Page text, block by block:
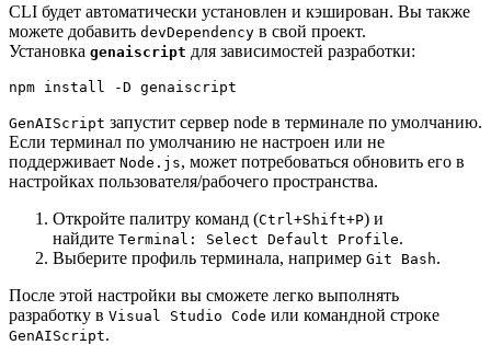
CLI будет автоматически установлен и кэширован. Вы также
можете добавить devDependency в свой проект.
Установка genaiscript для зависимостей разработки:
npm install -D genaiscript
GenAIScript запустит сервер node в терминале по умолчанию.
Если терминал по умолчанию не настроен или не
поддерживает Node.js, может потребоваться обновить его в
настройках пользователя/рабочего пространства.
Откройте палитру команд (Ctrl+Shift+P) и
найдите Terminal: Select Default Profile.
Выберите профиль терминала, например Git Bash.
После этой настройки вы сможете легко выполнять
разработку в Visual Studio Code или командной строке
GenAIScript.